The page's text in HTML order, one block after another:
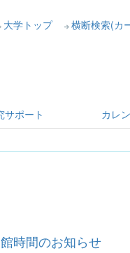
大学トップ 横断検索(カ
サポート カレ
時間のお知らせ